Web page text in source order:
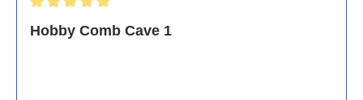
Hobby Comb Cave 1